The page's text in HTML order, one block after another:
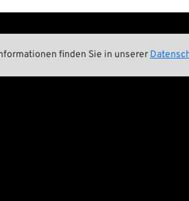
finden Sie in unserer
Pan-O-Rama
 Product Specials